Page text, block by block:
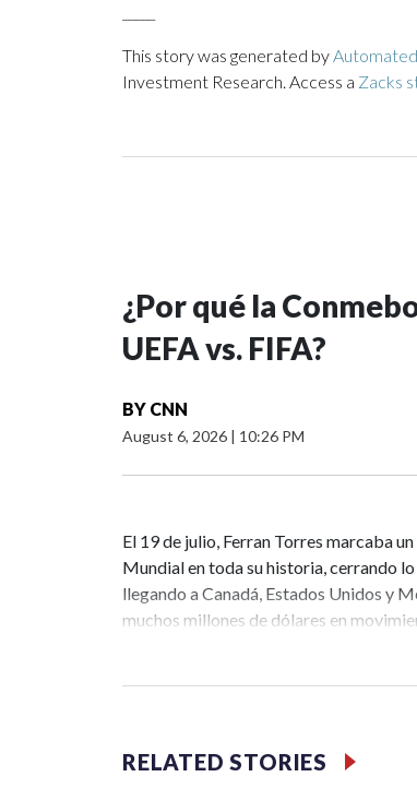
This story was generated by
Investment Research. Access a Zacks
¿Por qué la
UEFA vs. FIFA?
BY CNN
August 6, 2026 | 10:26 PM
El 19 de julio, Ferran Torres marcaba
Mundial en toda su historia, cerrando
llegando a Canadá, Estados Unidos y
muchos millones de dólares en
de los actores que, estas dos últimas
terminar.El intento del presidente de la
comerciales y operativos del Mundial
RELATED STORIES